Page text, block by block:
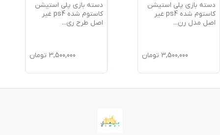
دسته بازی پلی استیشن
اصل طرح ری
3,500,000
دسته پلی استیشن
اصل طرح فراری F
3,500,000